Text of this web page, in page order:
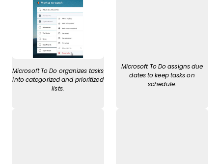
Microsoft To Do organizes tasks
into categorized and prioritized
lists.
Microsoft To Do assigns due
dates to keep tasks on
schedule.